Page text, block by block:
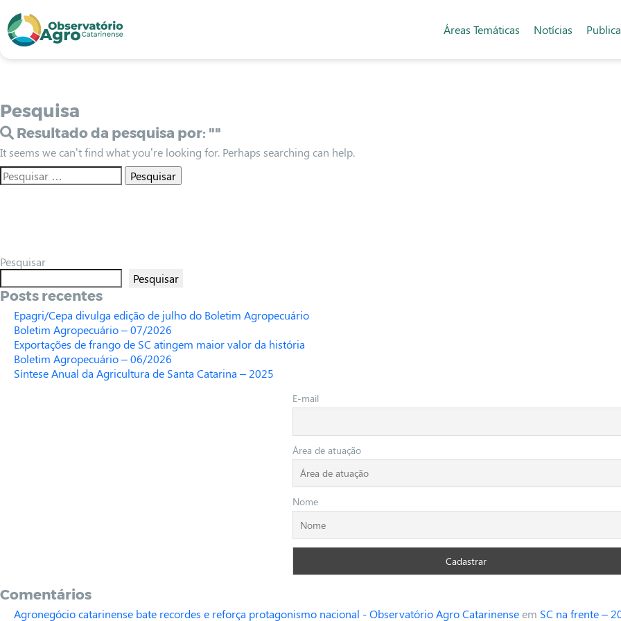
2
3
4
Áreas Temáticas Notícias
Pesquisa
Resultado da pesquisa por: ""
It seems we can’t find what you’re looking for. Perhaps searching can help.
Pesquisar
Pesquisar
Posts recentes
Epagri/Cepa divulga edição de julho do Boletim Agropecuário
Boletim Agropecuário – 07/2026
Exportações de frango de SC atingem maior valor da história
Boletim Agropecuário – 06/2026
Síntese Anual da Agricultura de Santa Catarina – 2025
E-mail
Área de atuação
Nome
Comentários
Agronegócio catarinense bate recordes e reforça protagonismo nacional - Observatório Agro Catarinenseem SC na frente –